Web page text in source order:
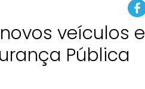
veículos e